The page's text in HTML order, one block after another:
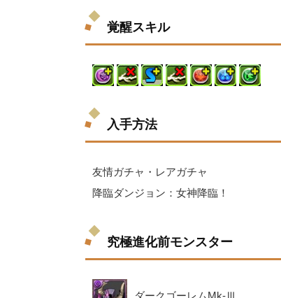
覚醒スキル
入手方法
友情ガチャ・レアガチャ
降臨ダンジョン：女神降臨！
究極進化前モンスター